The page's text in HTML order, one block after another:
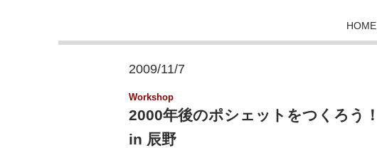
HOME
2009/11/7
Workshop
2000年後のポシェットをつくろう！
in 辰野